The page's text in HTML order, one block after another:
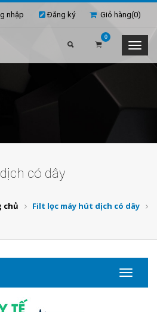
Giỏ hàng(0)
nhập Đăng ký
0
có dây
chủ Filt lọc máy hút dịch có dây